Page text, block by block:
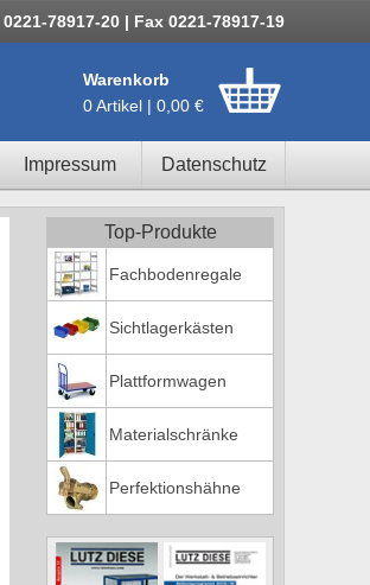
78917-20 | Fax 0221-78917-19
Warenkorb
0 Artikel | 0,00 €
Impressum Datenschutz
Top-Produkte
Fachbodenregale
Sichtlagerkästen
Plattformwagen
Materialschränke
Perfektionshähne